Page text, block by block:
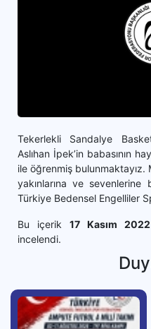
Tekerlekli Sandalye
Aslıhan İpek’in babasının
ile öğrenmiş bulunmaktayız.
yakınlarına ve sevenlerine
Türkiye Bedensel Engelliler
Bu içerik 17 Kasım 2022
incelendi.